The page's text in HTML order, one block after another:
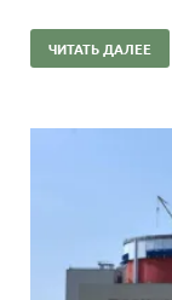
ЧИТАТЬ ДАЛЕЕ